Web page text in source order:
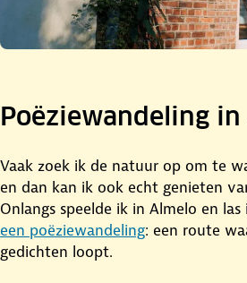
Poëziewandeling
Vaak zoek ik de natuur op om te
en dan kan ik ook echt genieten
Onlangs speelde ik in Almelo en
een poëziewandeling: een route
gedichten loopt.